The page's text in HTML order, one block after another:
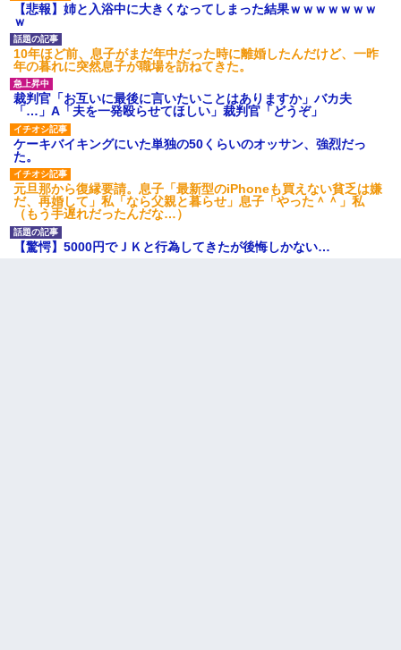
【悲報】姉と入浴中に大きくなってしまった結果ｗｗｗｗｗｗｗ
ｗ
10年ほど前、息子がまだ年中だった時に離婚したんだけど、一昨
年の暮れに突然息子が職場を訪ねてきた。
裁判官「お互いに最後に言いたいことはありますか」バカ夫
「…」A「夫を一発殴らせてほしい」裁判官「どうぞ」
ケーキバイキングにいた単独の50くらいのオッサン、強烈だっ
た。
元旦那から復縁要請。息子「最新型のiPhoneも買えない貧乏は嫌
だ、再婚して」私「なら父親と暮らせ」息子「やった＾＾」私
（もう手遅れだったんだな…）
【驚愕】5000円でＪＫと行為してきたが後悔しかない…